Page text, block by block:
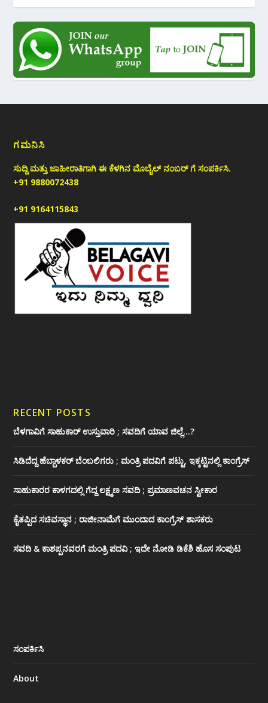
ಗಮನಿಸಿ
ಸುದ್ದಿ ಮತ್ತು ಜಾಹೀರಾತಿಗಾಗಿ ಈ ಕೆಳಗಿನ ಮೊಬೈಲ್ ನಂಬರ್ ಗೆ ಸಂಪರ್ಕಿಸಿ.
+91 9880072438
+91 9164115843
RECENT POSTS
ಬೆಳಗಾವಿಗೆ ಸಾಹುಕಾರ್ ಉಸ್ತುವಾರಿ ; ಸವದಿಗೆ ಯಾವ ಜಿಲ್ಲೆ…?
ಸಿಡಿದೆದ್ದ ಹೆಬ್ಬಾಳಕರ್ ಬೆಂಬಲಿಗರು ; ಮಂತ್ರಿ ಪದವಿಗೆ ‌ಪಟ್ಟು, ಇಕ್ಕಟ್ಟಿನಲ್ಲಿ ಕಾಂಗ್ರೆಸ್
ಸಾಹುಕಾರರ ಕಾಳಗದಲ್ಲಿ ಗೆದ್ದ ಲಕ್ಷ್ಮಣ ಸವದಿ ; ಪ್ರಮಾಣವಚನ ಸ್ವೀಕಾರ
ಕೈತಪ್ಪಿದ ಸಚಿವಸ್ಥಾನ ; ರಾಜೀನಾಮೆಗೆ ಮುಂದಾದ ಕಾಂಗ್ರೆಸ್ ‌ಶಾಸಕರು
ಸವದಿ & ಕಾಶಪ್ಪನವರಗೆ ಮಂತ್ರಿ ಪದವಿ ; ಇದೇ ನೋಡಿ‌ ಡಿಕೆಶಿ ಹೊಸ ಸಂಪುಟ
ಸಂಪರ್ಕಿಸಿ
About